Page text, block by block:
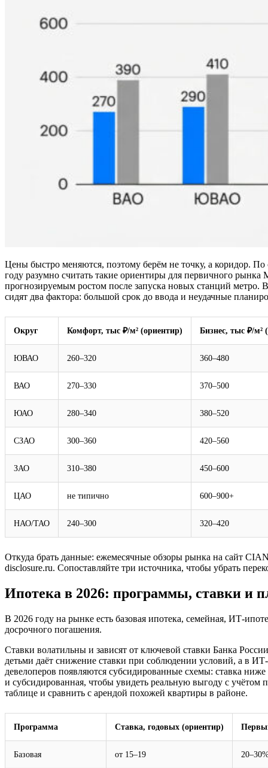
Цены быстро меняются, поэтому берём не точку, а коридор.
году разумно считать такие ориентиры для первичного
прогнозируемым ростом после запуска новых станций метро.
сидят два фактора: большой срок до ввода и неудачные
Округ Комфорт, тыс ₽/м² (ориентир) Бизнес, тыс ₽/м²
ЮВАО 260–320 360–480
ВАО 270–330 370–500
ЮАО 280–340 380–520
СЗАО 300–360 420–560
ЗАО 310–380 450–600
ЦАО не типично 600–900+
НАО/ТАО 240–300 320–420
Откуда брать данные: ежемесячные обзоры рынка на сайт
disclosure.ru. Сопоставляйте три источника, чтобы убрать
Ипотека в 2026: программы, ставки и
В 2026 году на рынке есть базовая ипотека, семейная, ИТ-
досрочного погашения.
Ставки волатильны и зависят от ключевой ставки Банка
детьми даёт снижение ставки при соблюдении условий, а в
девелоперов появляются субсидированные схемы: ставка
и субсидированная, чтобы увидеть реальную выгоду с
таблице и сравнить с арендой похожей квартиры в районе.
Программа Ставка, годовых (ориентир)
Базовая от 15–19